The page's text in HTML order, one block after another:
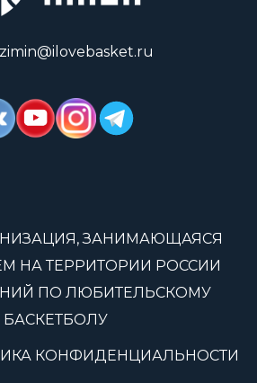
zimin@ilovebasket.ru
ЗАНИМАЮЩАЯСЯ
НА ТЕРРИТОРИИ РОССИИ
ПО ЛЮБИТЕЛЬСКОМУ
БАСКЕТБОЛУ
КОНФИДЕНЦИАЛЬНОСТИ